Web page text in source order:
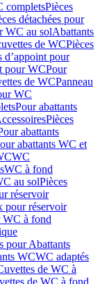
completsPièces
détachées pour
WC au solAbattants
de WCPièces
d’appoint pour
pour WCPour
de WCPanneau
WC
Pour abattants
Pièces
abattants
abattants WC et
WC
WC à fond
au solPièces
réservoir
pour réservoir
WC à fond
pour Abattants
WCWC adaptés
de WC à
de WC à fond